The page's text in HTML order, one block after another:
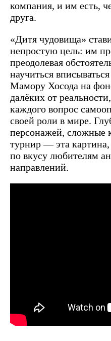
компания, и им есть,
друга.
«Дитя чудовища»
непростую цель: им
преодолевая
научиться
Мамору Хосода на
далёких от
каждого вопрос
своей роли в мире.
персонажей, сложные
турнир — эта
по вкусу любителям
направлений.